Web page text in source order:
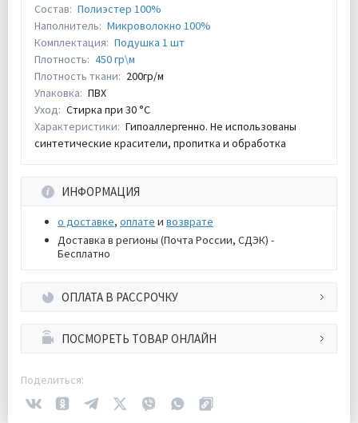
Состав: Полиэстер 100%
Наполнитель: Микроволокно 100%
Комплектация: Подушка 1 шт
Плотность: 450 гр\м
Плотность ткани: 200гр/м
Упаковка: ПВХ
Уход: Стирка при 30 °С
Характеристики: Гипоаллергенно. Не использованы
синтетические красители, пропитка и обработка
ИНФОРМАЦИЯ
о доставке, оплате и возврате
Доставка в регионы (Почта России, СДЭК) -
Бесплатно
ОПЛАТА В РАССРОЧКУ
ПОСМОРЕТЬ ТОВАР ОНЛАЙН
Поделиться: